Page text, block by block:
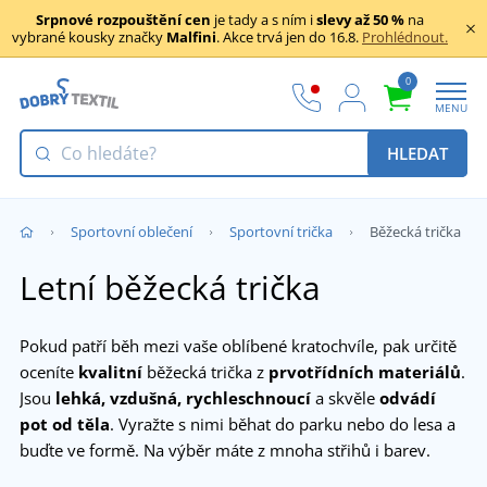
Srpnové rozpouštění cen je tady a s ním islevy až 50 % na
vybrané kousky značky Malfini. Akce trvá jen do 16.8. Prohlédnout.
0
MENU
HLEDAT
Sportovní oblečení Sportovní trička Běžecká trička
Letní běžecká trička
Pokud patří běh mezi vaše oblíbené kratochvíle, pak určitě
oceníte kvalitní běžecká trička z prvotřídních materiálů.
Jsou lehká, vzdušná, rychleschnoucí a skvěle odvádí
pot od těla. Vyražte s nimi běhat do parku nebo do lesa a
buďte ve formě. Na výběr máte z mnoha střihů i barev.